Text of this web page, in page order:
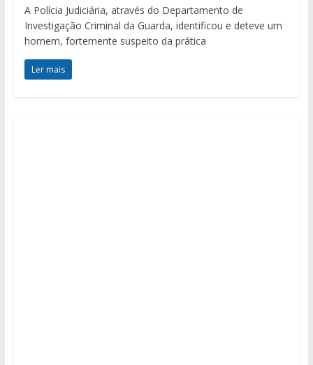
A Polícia Judiciária, através do Departamento de
Investigação Criminal da Guarda, identificou e deteve um
homem, fortemente suspeito da prática
Ler mais